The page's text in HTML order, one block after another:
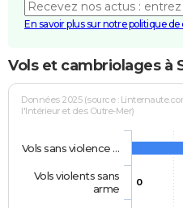
En savoir plus sur notre politique
Vols et cambriolages à
Données 2025 (source :
l'Intérieur et des Outre-Mer)
0
Vols sans violence …
Vols violents sans
arme